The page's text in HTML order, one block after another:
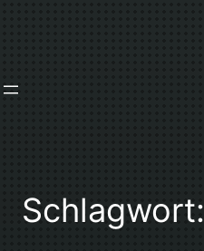
Schlagwort: